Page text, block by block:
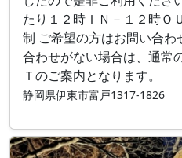
たり１２時ＩＮ－１２時
制 ご希望の方はお問い合
合わせがない場合は、通常
Ｔのご案内となります。
静岡県伊東市富戸1317-1826